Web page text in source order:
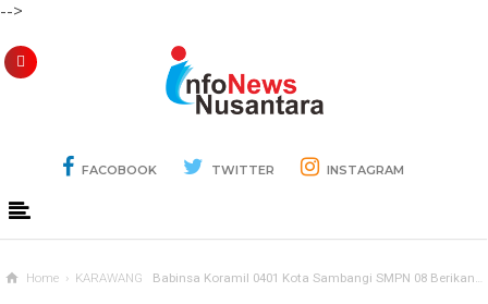
-->
FACOBOOK TWITTER INSTAGRAM
Home › KARAWANG Babinsa Koramil 0401 Kota Sambangi SMPN 08 Berikan Wasbang dan Menumbuhkan Cinta Tanah Air